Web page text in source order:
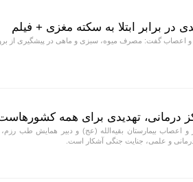
برابر ابتلا به سکته مغزی + فیلم
اعصاب گفت: مصرف میوه، سبزی و ماهی در پیشگیری از
درمانی، تهدیدی برای همه
اعصاب بیمارستان بقیه‌الله (عج) و دبیر همایش طب رزم،
درمانی و علمی، جنایت جنگی آشکار است.